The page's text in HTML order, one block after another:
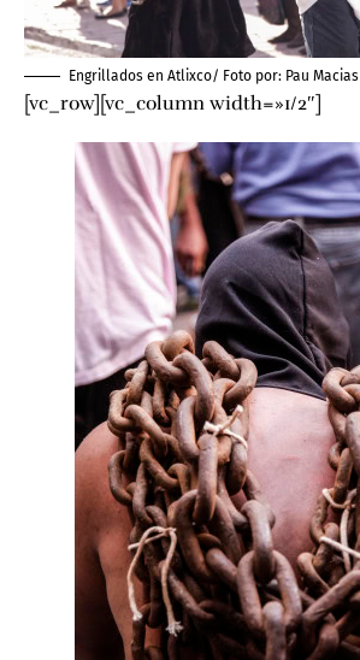
Engrillados en Atlixco/ Foto por: Pau Macias
[vc_row][vc_column width=»1/2″]